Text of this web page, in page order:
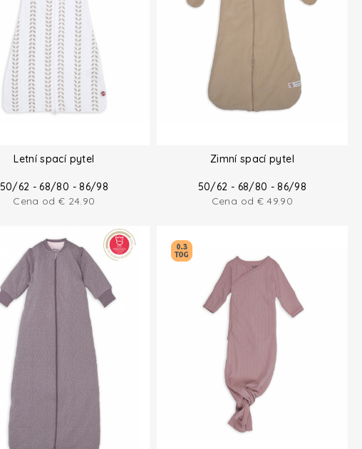
Letní spací pytel
50/62 - 68/80 - 86/98
Cena od € 24.90
Zimní spací pytel
50/62 - 68/80 - 86/98
Cena od € 49.90